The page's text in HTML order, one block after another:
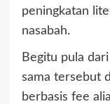
peningkatan
nasabah.
Begitu pula
sama tersebut
berbasis fee